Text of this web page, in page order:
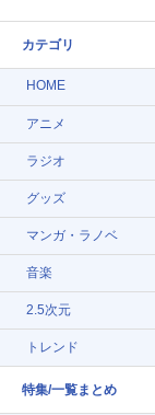
カテゴリ
HOME
アニメ
ラジオ
グッズ
マンガ・ラノベ
音楽
2.5次元
トレンド
特集/一覧まとめ